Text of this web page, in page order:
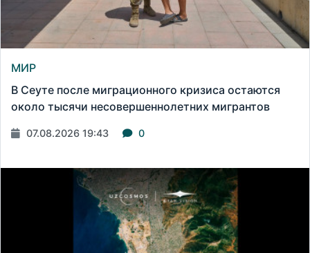
МИР
В Сеуте после миграционного кризиса остаются
около тысячи несовершеннолетних мигрантов
07.08.2026 19:43 0